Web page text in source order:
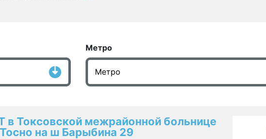
Метро
в Токсовской межрайонной больнице
Тосно на ш Барыбина 29